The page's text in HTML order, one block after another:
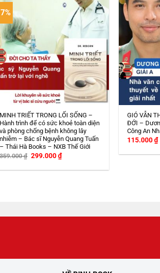
MINH TRIẾT TRONG LỐI SỐNG –
Hành trình để có sức khoẻ toàn diện
và phòng chống bệnh không lây
nhiễm – Bác sĩ Nguyễn Quang Tuấn
– Thái Hà Books – NXB Thế Giới
359.000₫ Giá
là:
299.000₫Giá
hiện
tại
GIÓ VẪN
ĐỚI –
Công An
115.000₫